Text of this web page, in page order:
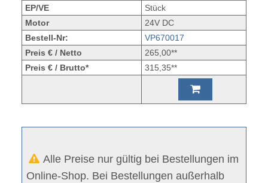
EP/VE
Stück
Motor
24V DC
Bestell-Nr:
VP670017
Preis € / Netto
265,00**
Preis € / Brutto*
315,35**
Alle Preise nur gültig bei Bestellungen im
Online-Shop. Bei Bestellungen außerhalb